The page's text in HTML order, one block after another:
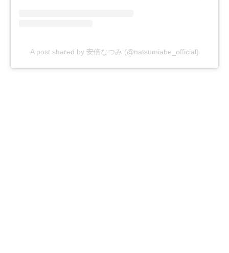
A post shared by 安倍なつみ (@natsumiabe_official)